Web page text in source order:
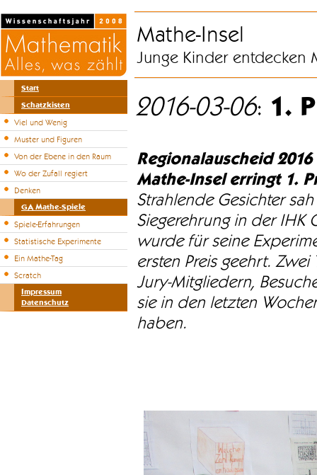
Start
Schatzkisten
Viel und Wenig
Muster und Figuren
Von der Ebene in den Raum
Wo der Zufall regiert
Denken
GA Mathe-Spiele
Spiele-Erfahrungen
Statistische Experimente
Ein Mathe-Tag
Scratch
Impressum
Datenschutz
Mathe-Insel
Junge Kinder entdecken
2016-03-06: 1.
Regionalauscheid
Mathe-Insel erringt 1.
Strahlende Gesichter
Siegerehrung in der IHK
wurde für seine
ersten Preis geehrt.
Jury-Mitgliedern,
sie in den letzten
haben.